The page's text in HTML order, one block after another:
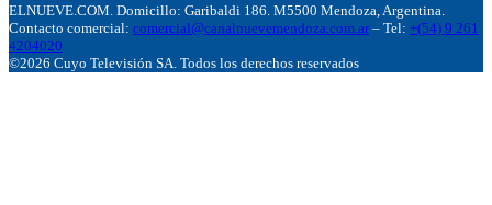
ELNUEVE.COM. Domicillo: Garibaldi 186. M5500 Mendoza, Argentina.
Contacto comercial: comercial@canalnuevemendoza.com.ar – Tel: +(54) 9 261
4204020
©2026 Cuyo Televisión SA. Todos los derechos reservados